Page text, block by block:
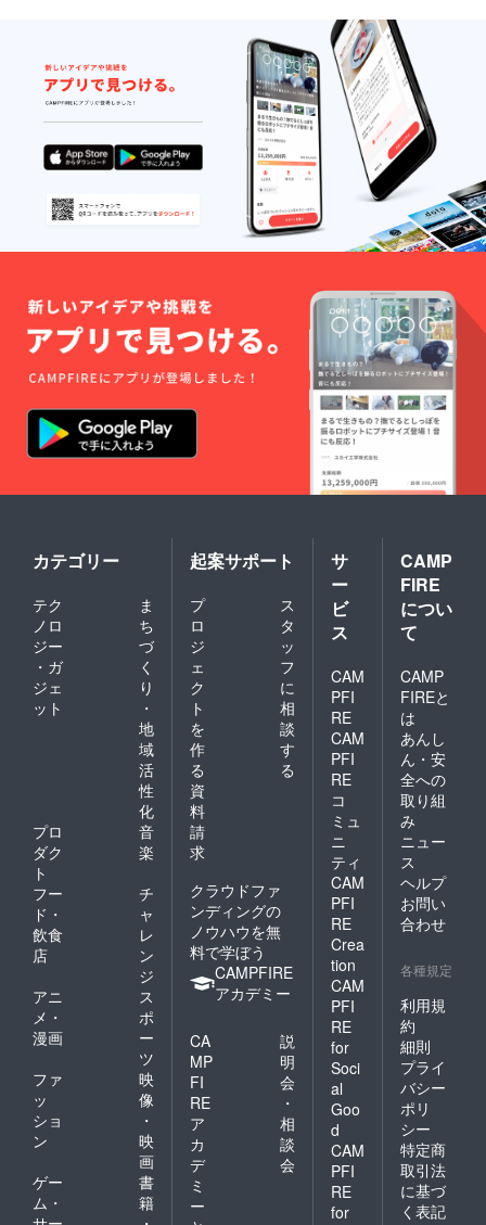
カテゴリー
テク
ノロ
ジー
・ガ
ジェ
ット
ま
ち
づ
く
り
・
地
域
活
性
化
プロ
ダク
ト
音
楽
フー
ド・
飲食
店
チ
ャ
レ
ン
ジ
アニ
メ・
漫画
ス
ポ
ー
ツ
ファ
ッ
ショ
ン
映
像
・
映
画
ゲー
ム・
書
籍
起案サポート
プ
ロ
ジ
ェ
ク
ト
を
作
る
ス
タ
ッ
フ
に
相
談
す
る
資
料
請
求
クラウドファ
ンディングの
ノウハウを無
料で学ぼう
CAMPFIRE
アカデミー
CA
MP
FI
RE
ア
カ
デ
ミ
ー
説
明
会
・
相
談
会
サ
ー
ビ
ス
CAM
PFI
RE
CAM
PFI
RE
コ
ミュ
ニ
ティ
CAM
PFI
RE
Crea
tion
CAM
PFI
RE
for
Soci
al
Goo
d
CAM
PFI
RE
for
CAMP
FIRE
につい
て
CAMP
FIREと
は
あんし
ん・安
全への
取り組
み
ニュー
ス
ヘルプ
お問い
合わせ
各種規定
利用規
約
細則
プライ
バシー
ポリ
シー
特定商
取引法
に基づ
く表記